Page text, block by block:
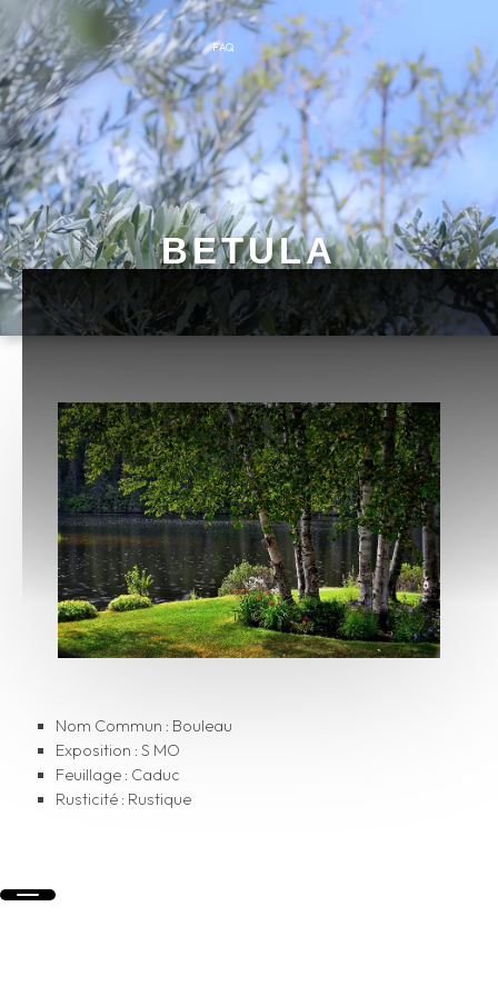
FAQ
BETULA
Nom Commun : Bouleau
Exposition : S MO
Feuillage : Caduc
Rusticité : Rustique